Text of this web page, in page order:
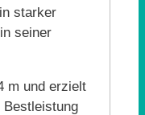
starker
seiner
m und erzielt
Bestleistung